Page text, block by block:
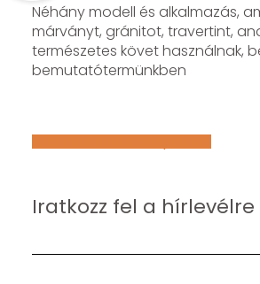
Néhány modell és alkalmazás,
márványt, gránitot, travertint,
természetes követ használnak,
bemutatótermünkben
Află mai multe despre noi
Iratkozz fel a hírlevélre